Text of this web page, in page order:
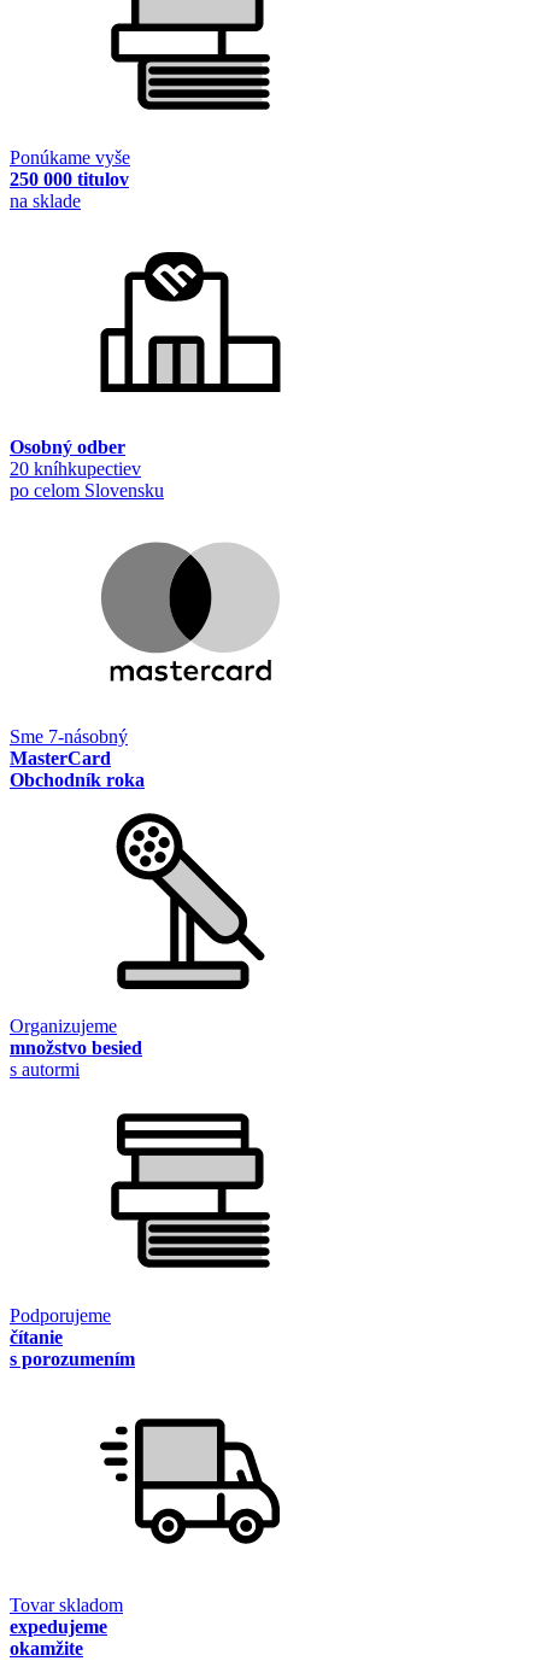
Ponúkame vyše
250 000 titulov
na sklade
Osobný odber
20 kníhkupectiev
po celom Slovensku
Sme 7-násobný
MasterCard
Obchodník roka
Organizujeme
množstvo besied
s autormi
Podporujeme
čítanie
s porozumením
Tovar skladom
expedujeme
okamžite